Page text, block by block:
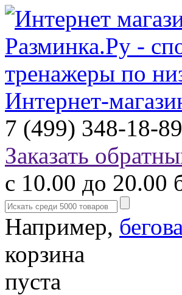
Интернет-
7 (499) 348-18-89
Заказать
с 10.00 до 20.00
Например,
корзина
пуста